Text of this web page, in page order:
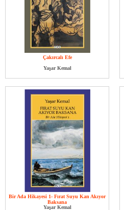
Çakırcalı Efe
Yaşar Kemal
Bir Ada Hikayesi 1- Fırat Suyu Kan Akıyor
Baksana
Yaşar Kemal